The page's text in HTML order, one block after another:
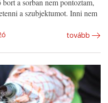
a szubjektumot. Inni nem
tovább